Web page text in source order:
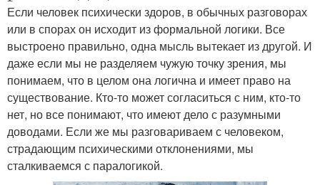
Если человек психически здоров, в обычных разговорах
или в спорах он исходит из формальной логики. Все
выстроено правильно, одна мысль вытекает из другой. И
даже если мы не разделяем чужую точку зрения, мы
понимаем, что в целом она логична и имеет право на
существование. Кто-то может согласиться с ним, кто-то
нет, но все понимают, что имеют дело с разумными
доводами. Если же мы разговариваем с человеком,
страдающим психическими отклонениями, мы
сталкиваемся с паралогикой.